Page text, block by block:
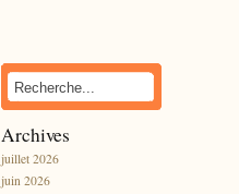
Archives
juillet 2026
juin 2026